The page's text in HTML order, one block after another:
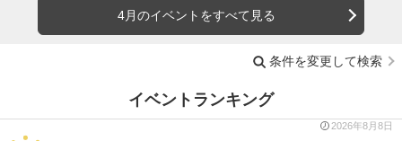
4月のイベントをすべて見る
条件を変更して検索
イベントランキング
2026年8月8日